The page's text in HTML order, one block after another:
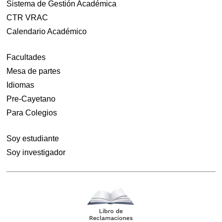
y en La Molina con el lema “Una vida sin
drogas, es una vida saludable”. La
sensibilizar y concientizar sobre los efectos
CONSEJERÍA PSICOLÓGICA
DESARROLLÓ CON ÉXITO
DIVERSOS TALLERES DE
VERANO PARA NUESTROS
Sistema de Gestión Académica
CTR VRAC
Calendario Académico
Facultades
Mesa de partes
Idiomas
Pre-Cayetano
Para Colegios
Soy estudiante
Soy investigador